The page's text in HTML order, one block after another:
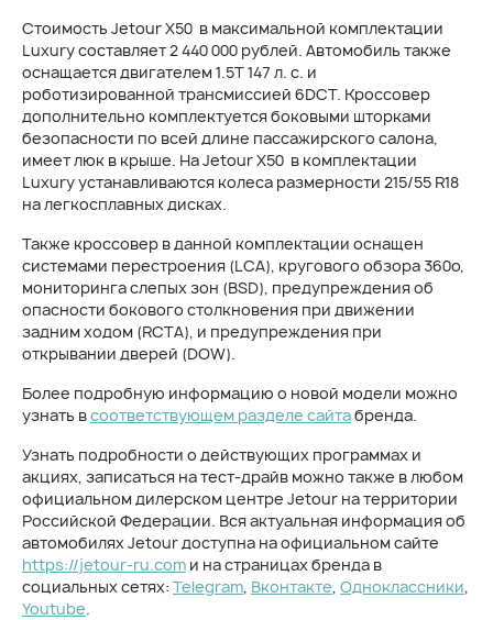
Стоимость Jetour Х50 в максимальной комплектации
Luxury составляет 2 440 000 рублей. Автомобиль также
оснащается двигателем 1.5T 147 л. с. и
роботизированной трансмиссией 6DCT. Кроссовер
дополнительно комплектуется боковыми шторками
безопасности по всей длине пассажирского салона,
имеет люк в крыше. На Jetour X50 в комплектации
Luxury устанавливаются колеса размерности 215/55 R18
на легкосплавных дисках.
Также кроссовер в данной комплектации оснащен
системами перестроения (LCA), кругового обзора 360о,
мониторинга слепых зон (ВSD), предупреждения об
опасности бокового столкновения при движении
задним ходом (RCTA), и предупреждения при
открывании дверей (DOW).
Более подробную информацию о новой модели можно
узнать всоответствующем разделе сайтабренда.
Узнать подробности о действующих программах и
акциях, записаться на тест-драйв можно также в любом
официальном дилерском центре Jetour на территории
Российской Федерации. Вся актуальная информация об
автомобилях Jetour доступна на официальном сайте
https://jetour-ru.com и на страницах бренда в
социальных сетях: Telegram, Вконтакте, Одноклассники,
Youtube.